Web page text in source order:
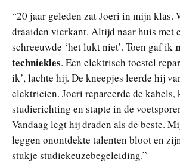
“20 jaar geleden zat Joeri in mijn klas.
draaiden vierkant. Altijd naar huis met
schreeuwde ‘het lukt niet’. Toen gaf ik
techniekles. Een elektrisch toestel
ik’, lachte hij. De kneepjes leerde hij
elektricien. Joeri repareerde de kabels,
studierichting en stapte in de
Vandaag legt hij draden als de beste.
leggen onontdekte talenten bloot en
stukje studiekeuzebegeleiding.”